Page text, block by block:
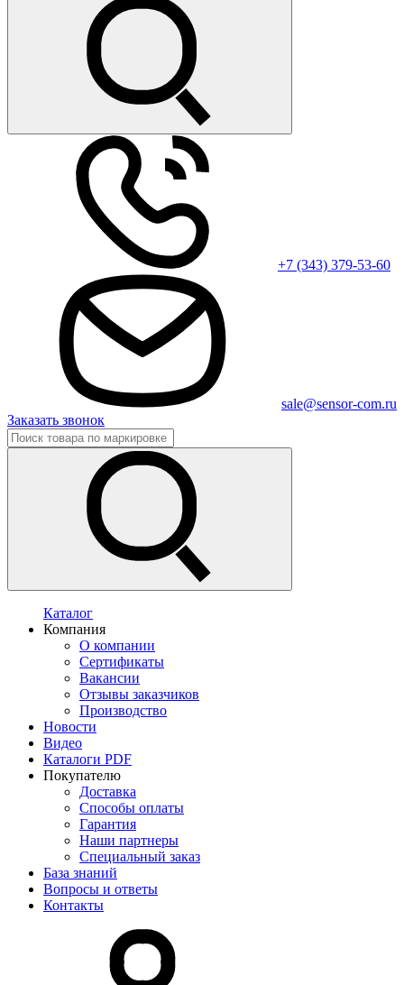
+7 (343) 379-53-60
sale@sensor-com.ru
Заказать звонок
Каталог
Компания
О компании
Сертификаты
Вакансии
Отзывы заказчиков
Производство
Новости
Видео
Каталоги PDF
Покупателю
Доставка
Способы оплаты
Гарантия
Наши партнеры
Специальный заказ
База знаний
Вопросы и ответы
Контакты